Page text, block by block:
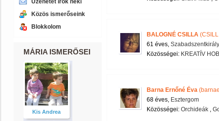
Üzenetet írok neki
Közös ismerőseink
Blokkolom
MÁRIA ISMERŐSEI
Kis Andrea
BALOGNÉ CSILLA
61 éves, Szabadszentkirály
Közösségei: KREATÍV
Barna Ernőné Éva
68 éves, Esztergom
Közösségei: Orchideák ,